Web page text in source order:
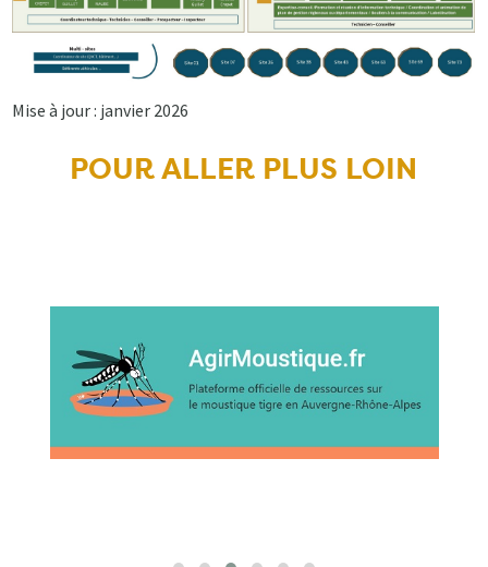
Mise à jour : janvier 2026
POUR ALLER PLUS LOIN